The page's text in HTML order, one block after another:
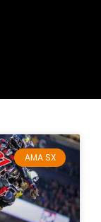
AMA SX